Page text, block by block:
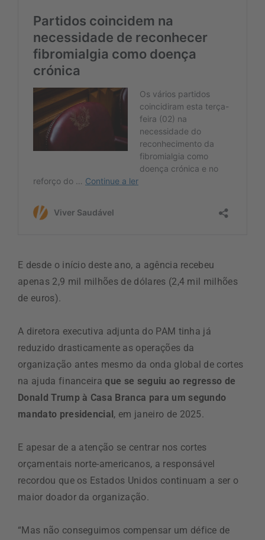
E desde o início deste ano, a agência recebeu
apenas 2,9 mil milhões de dólares (2,4 mil milhões
de euros).
A diretora executiva adjunta do PAM tinha já
reduzido drasticamente as operações da
organização antes mesmo da onda global de cortes
na ajuda financeiraque se seguiu ao regresso de
Donald Trump à Casa Branca para um segundo
mandato presidencial, em janeiro de 2025.
E apesar de a atenção se centrar nos cortes
orçamentais norte-americanos, a responsável
recordou que os Estados Unidos continuam a ser o
maior doador da organização.
“Mas não conseguimos compensar um défice de